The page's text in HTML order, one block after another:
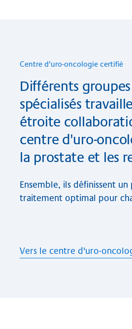
Cent­re d'uro-on­co­lo­gie cer­ti­fié
Différents
spécialisés
étroite
centre d'uro-
la prostate et les
Ensemble, ils définissent un
traitement optimal pour
Vers le centre d'uro-